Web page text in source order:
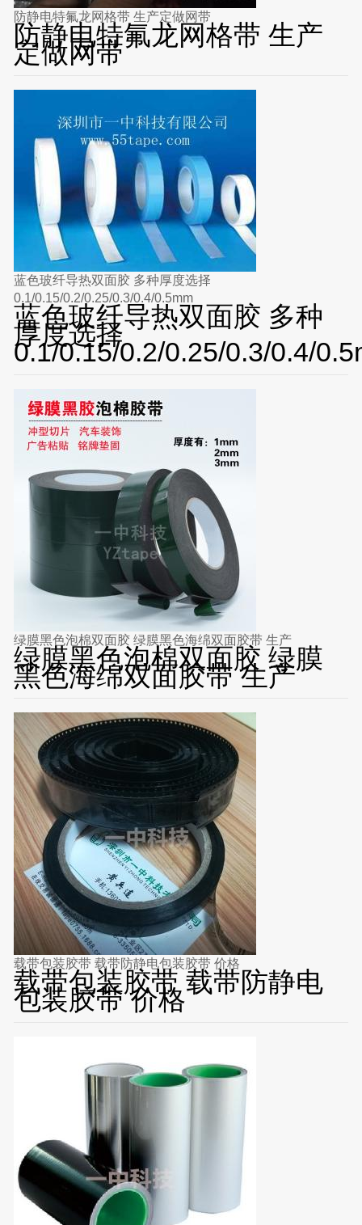
防静电特氟龙网格带 生产定做网带
防静电特氟龙网格带 生产
定做网带
蓝色玻纤导热双面胶 多种厚度选择
0.1/0.15/0.2/0.25/0.3/0.4/0.5mm
蓝色玻纤导热双面胶 多种
厚度选择
0.1/0.15/0.2/0.25/0.3/0.4/
绿膜黑色泡棉双面胶 绿膜黑色海绵双面胶带 生产
绿膜黑色泡棉双面胶 绿膜
黑色海绵双面胶带 生产
载带包装胶带 载带防静电包装胶带 价格
载带包装胶带 载带防静电
包装胶带 价格